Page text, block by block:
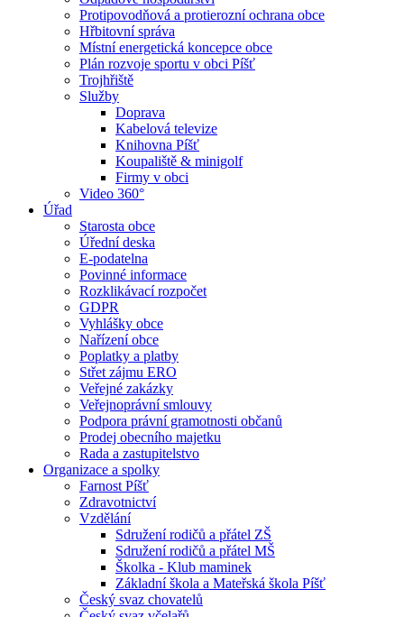
Protipovodňová a protierozní ochrana obce
Hřbitovní správa
Místní energetická koncepce obce
Plán rozvoje sportu v obci Píšť
Trojhřiště
Služby
Doprava
Kabelová televize
Knihovna Píšť
Koupaliště & minigolf
Firmy v obci
Video 360°
Úřad
Starosta obce
Úřední deska
E-podatelna
Povinné informace
Rozklikávací rozpočet
GDPR
Vyhlášky obce
Nařízení obce
Poplatky a platby
Střet zájmu ERO
Veřejné zakázky
Veřejnoprávní smlouvy
Podpora právní gramotnosti občanů
Prodej obecního majetku
Rada a zastupitelstvo
Organizace a spolky
Farnost Píšť
Zdravotnictví
Vzdělání
Sdružení rodičů a přátel ZŠ
Sdružení rodičů a přátel MŠ
Školka - Klub maminek
Základní škola a Mateřská škola Píšť
Český svaz chovatelů